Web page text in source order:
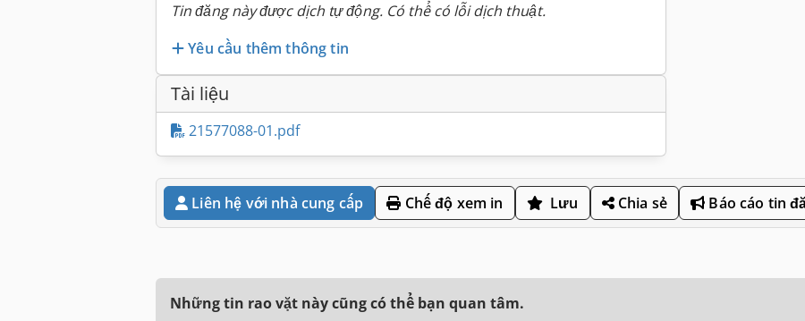
Tin đăng này được dịch tự động. Có thể có lỗi dịch thuật.
Yêu cầu thêm thông tin
Tài liệu
21577088-01.pdf
Liên hệ với nhà cung cấp Chế độ xem in Lưu Chia sẻ Báo cáo tin
Những tin rao vặt này cũng có thể bạn quan tâm.